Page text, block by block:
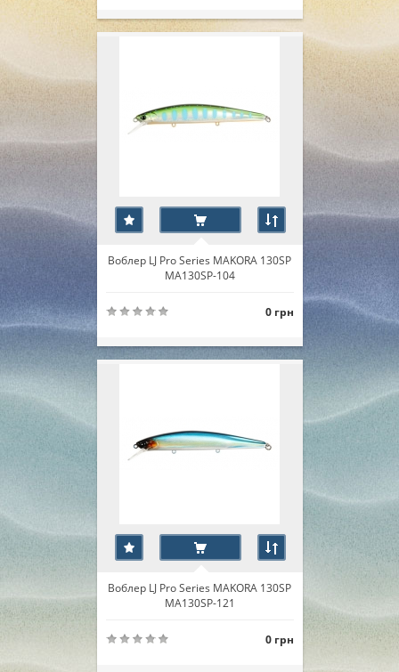
Воблер LJ Pro Series MAKORA 130SP
MA130SP-104
0 грн
Воблер LJ Pro Series MAKORA 130SP
MA130SP-121
0 грн